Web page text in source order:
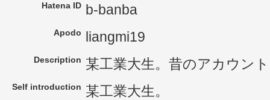
Hatena ID b-banba
Apodo liangmi19
Description 某工業大生。昔のアカウン
Self introduction 某工業大生。